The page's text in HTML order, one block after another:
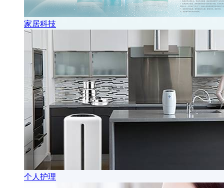
家居科技
个人护理